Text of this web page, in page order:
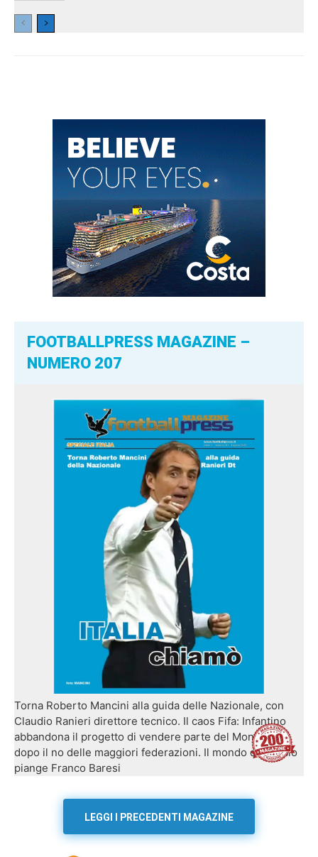
FOOTBALLPRESS MAGAZINE –
NUMERO 207
Torna Roberto Mancini alla guida delle Nazionale, con
Claudio Ranieri direttore tecnico. Il caos Fifa: Infantino
abbandona il progetto di vendere parte del Mondiale
dopo il no delle maggiori federazioni. Il mondo del calcio
piange Franco Baresi
LEGGI I PRECEDENTI MAGAZINE